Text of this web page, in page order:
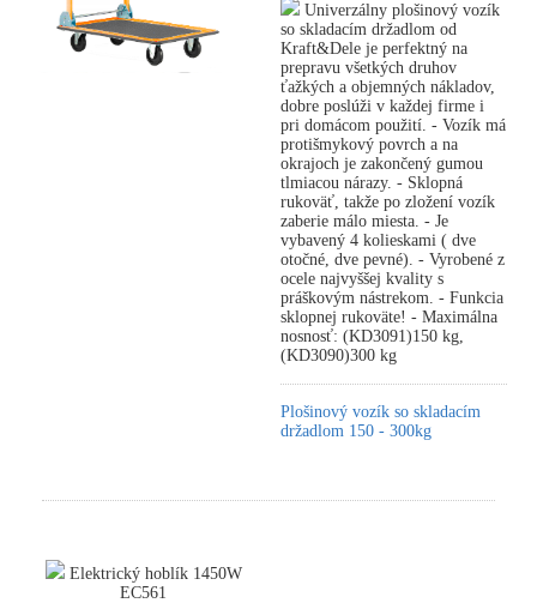
Univerzálny plošinový vozík
so skladacím držadlom od
Kraft&Dele je perfektný na
prepravu všetkých druhov
ťažkých a objemných nákladov,
dobre poslúži v každej firme i
pri domácom použití. - Vozík má
protišmykový povrch a na
okrajoch je zakončený gumou
tlmiacou nárazy. - Sklopná
rukoväť, takže po zložení vozík
zaberie málo miesta. - Je
vybavený 4 kolieskami ( dve
otočné, dve pevné). - Vyrobené z
ocele najvyššej kvality s
práškovým nástrekom. - Funkcia
sklopnej rukoväte! - Maximálna
nosnosť: (KD3091)150 kg,
(KD3090)300 kg
Plošinový vozík so skladacím
držadlom 150 - 300kg
Elektrický hoblík 1450W
EC561